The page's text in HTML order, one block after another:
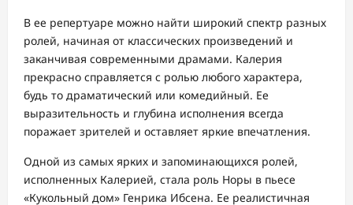
В ее репертуаре можно найти широкий спектр разных
ролей, начиная от классических произведений и
заканчивая современными драмами. Калерия
прекрасно справляется с ролью любого характера,
будь то драматический или комедийный. Ее
выразительность и глубина исполнения всегда
поражает зрителей и оставляет яркие впечатления.
Одной из самых ярких и запоминающихся ролей,
исполненных Калерией, стала роль Норы в пьесе
«Кукольный дом» Генрика Ибсена. Ее реалистичная